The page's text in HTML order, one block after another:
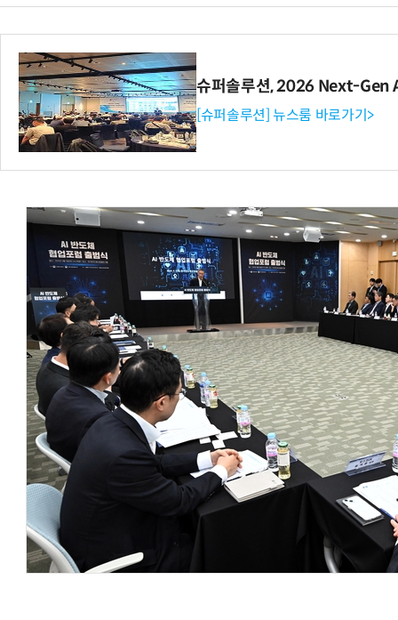
슈퍼솔루션, 2026 Next-
[슈퍼솔루션] 뉴스룸 바로가기>
양자컴퓨팅 비즈니스·기술 입문